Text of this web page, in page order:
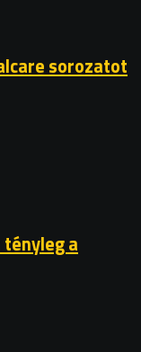
sorozatot
a